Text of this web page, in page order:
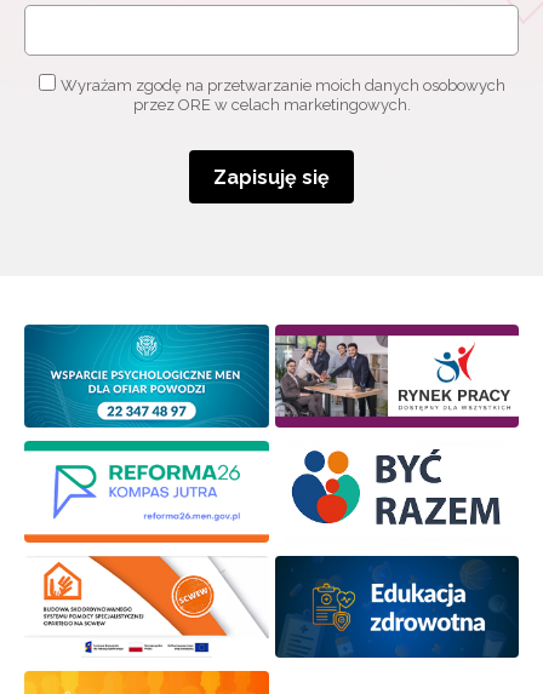
Wyrażam zgodę na przetwarzanie moich danych osobowych
przez ORE w celach marketingowych.
Zapisuję się